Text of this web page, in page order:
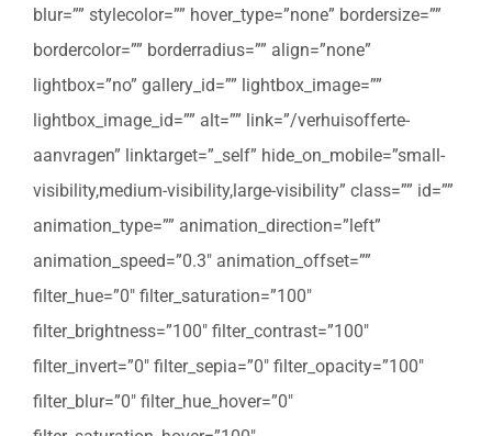
blur=”” stylecolor=”” hover_type=”none” bordersize=””
bordercolor=”” borderradius=”” align=”none”
lightbox=”no” gallery_id=”” lightbox_image=””
lightbox_image_id=”” alt=”” link=”/verhuisofferte-
aanvragen” linktarget=”_self” hide_on_mobile=”small-
visibility,medium-visibility,large-visibility” class=”” id=””
animation_type=”” animation_direction=”left”
animation_speed=”0.3″ animation_offset=””
filter_hue=”0″ filter_saturation=”100″
filter_brightness=”100″ filter_contrast=”100″
filter_invert=”0″ filter_sepia=”0″ filter_opacity=”100″
filter_blur=”0″ filter_hue_hover=”0″